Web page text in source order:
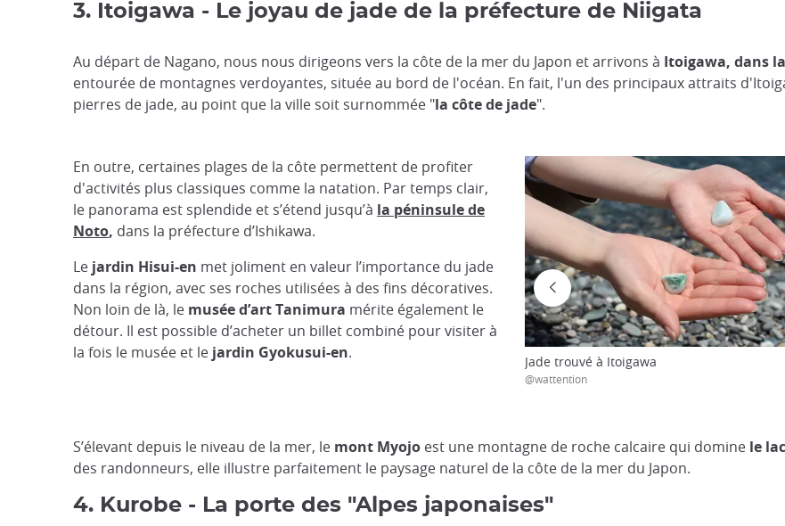
3. Itoigawa - Le joyau de jade de la préfecture de Niigata
Au départ de Nagano, nous nous dirigeons vers la côte de la mer du Japon et arrivons à Itoigawa, dans
entourée de montagnes verdoyantes, située au bord de l'océan. En fait, l'un des principaux attraits
pierres de jade, au point que la ville soit surnommée "la côte de jade".
En outre, certaines plages de la côte permettent de profiter
d'activités plus classiques comme la natation. Par temps clair,
le panorama est splendide et s’étend jusqu’à la péninsule de
Noto, dans la préfecture d’Ishikawa.
Le jardin Hisui-en met joliment en valeur l’importance du jade
dans la région, avec ses roches utilisées à des fins décoratives.
Non loin de là, le musée d’art Tanimura mérite également le
détour. Il est possible d’acheter un billet combiné pour visiter à
la fois le musée et le jardin Gyokusui-en. Jade trouvé à Itoigawa
@wattention
S’élevant depuis le niveau de la mer, le mont Myojo est une montagne de roche calcaire qui domine le
des randonneurs, elle illustre parfaitement le paysage naturel de la côte de la mer du Japon.
4. Kurobe - La porte des "Alpes japonaises"